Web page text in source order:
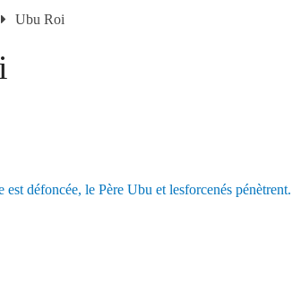
Ubu Roi
est défoncée, le Père Ubu et lesforcenés pénètrent.